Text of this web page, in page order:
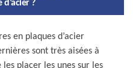
?
en plaques d’acier
sont très aisées à
placer les unes sur les